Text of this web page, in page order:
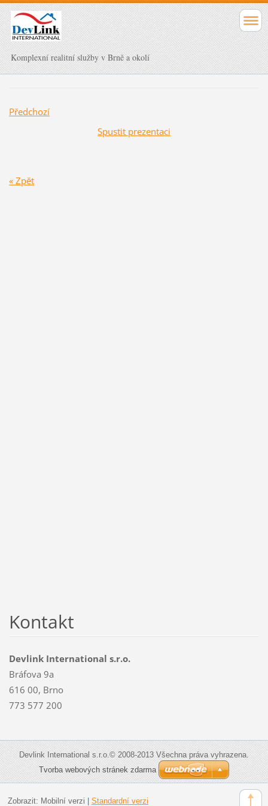
Komplexní realitní služby v Brně a okolí
Předchozí
Spustit prezentaci
« Zpět
Kontakt
Devlink International s.r.o.
Bráfova 9a
616 00, Brno
773 577 200
Devlink International s.r.o.© 2008-2013 Všechna práva vyhrazena.
Tvorba webových stránek zdarma
Zobrazit: Mobilní verzi Standardní verzi